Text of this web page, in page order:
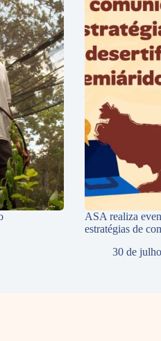
ASA realiza
estratégias de
30 de